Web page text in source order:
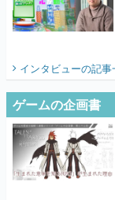
インタビューの記事
ゲームの企画書